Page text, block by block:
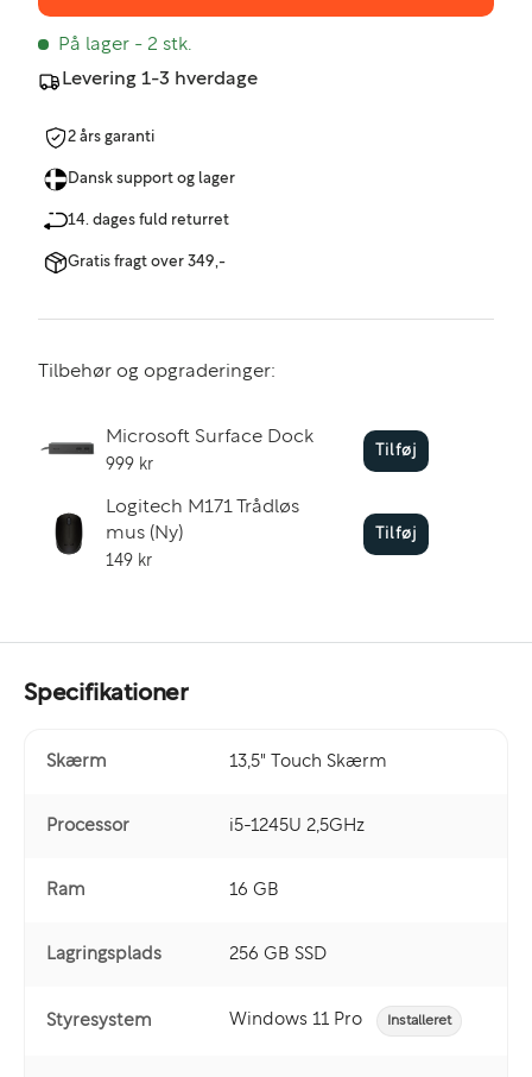
På lager - 2 stk.
Levering 1-3 hverdage
2 års garanti
Dansk support og lager
14. dages fuld returret
Gratis fragt over 349,-
Tilbehør og opgraderinger:
Microsoft Surface Dock
999 kr
Tilføj
Logitech M171 Trådløs
mus (Ny)
149 kr
Tilføj
Specifikationer
Skærm 13,5" Touch Skærm
Processor i5-1245U 2,5GHz
Ram 16 GB
Lagringsplads 256 GB SSD
Styresystem Windows 11 Pro Installeret